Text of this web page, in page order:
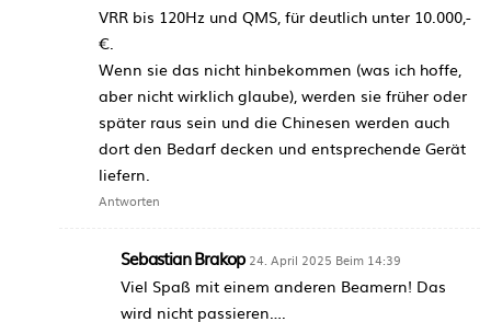
VRR bis 120Hz und QMS, für deutlich unter 10.000,-
€.
Wenn sie das nicht hinbekommen (was ich hoffe,
aber nicht wirklich glaube), werden sie früher oder
später raus sein und die Chinesen werden auch
dort den Bedarf decken und entsprechende Gerät
liefern.
Antworten
Sebastian Brakop 24. April 2025 Beim 14:39
Viel Spaß mit einem anderen Beamern! Das
wird nicht passieren….